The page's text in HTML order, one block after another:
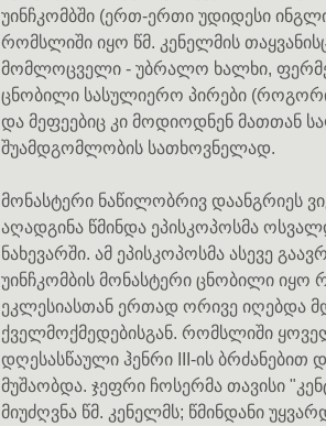
უინჩკომბში (ერთ-ერთი უდიდესი
რომსლიში იყო წმ. კენელმის
მომლოცველი - უბრალო ხალხი,
ცნობილი სასულიერო პირები
და მეფეებიც კი მოდიოდნენ მათთან
შუამდგომლობის სათხოვნელად.
მონასტერი ნაწილობრივ დაანგრიეს
აღადგინა წმინდა ეპისკოპოსმა
ნახევარში. ამ ეპისკოპოსმა ასევე
უინჩკომბის მონასტერი ცნობილი
ეკლესიასთან ერთად ორივე იღებდა
ქველმოქმედებისგან. რომსლიში
დღესასწაული ჰენრი III-ის
მუშაობდა. ჯეფრი ჩოსერმა თავისი
მიუძღვნა წმ. კენელმს; წმინდანი